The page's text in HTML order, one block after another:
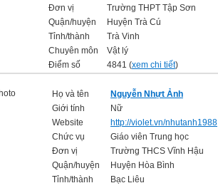
Đơn vị
Trường THPT Tập Sơn
Quận/huyện
Huyện Trà Cú
Tỉnh/thành
Trà Vinh
Chuyên môn
Vật lý
Điểm số
4841 (xem chi tiết)
Họ và tên
Nguyễn Nhựt Ảnh
Giới tính
Nữ
Website
http://violet.vn/nhutanh1988
Chức vụ
Giáo viên Trung học
Đơn vị
Trường THCS Vĩnh Hậu
Quận/huyện
Huyện Hòa Bình
Tỉnh/thành
Bạc Liêu